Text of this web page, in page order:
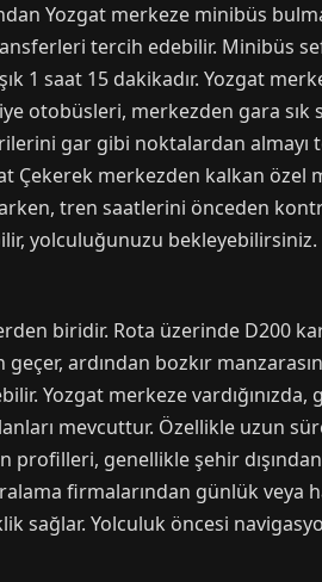
Yozgat merkeze minibüs
tercih edebilir. Minibüs
saat 15 dakikadır. Yozgat
otobüsleri, merkezden gara sık
gar gibi noktalardan almayı
Çekerek merkezden kalkan özel
tren saatlerini önceden
yolculuğunuzu bekleyebilirsiniz.
biridir. Rota üzerinde D200
ardından bozkır
Yozgat merkeze vardığınızda,
mevcuttur. Özellikle uzun
profilleri, genellikle şehir
firmalarından günlük veya
sağlar. Yolculuk öncesi